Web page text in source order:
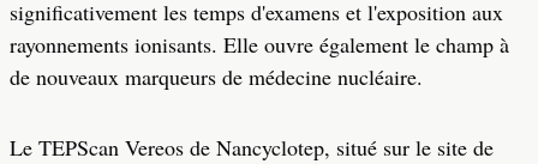
significativement les temps d'examens et l'exposition aux
rayonnements ionisants. Elle ouvre également le champ à
de nouveaux marqueurs de médecine nucléaire.
Le TEPScan Vereos de Nancyclotep, situé sur le site de